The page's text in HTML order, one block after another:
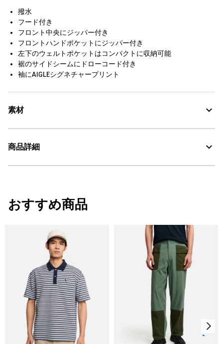
撥水
フード付き
フロント中央にジッパー付き
フロントハンドポケットにジッパー付き
左下のウェルトポケットはコンパクトに収納可能
裾のサイドシームにドローコード付き
袖にAIGLEシグネチャープリント
素材
30℃を限度とし、弱い洗濯処理。
漂白処理はできない。
タンブル乾燥禁止。
脱水後、つり干し乾燥がよい。
アイロン仕上げ処理はできない。
ドライクリーニング処理ができない。
ウェットクリーニング処理ができる。：通常の処理
商品詳細
・原産国：中国
・素材：本体：ナイロン100%
おすすめ商品